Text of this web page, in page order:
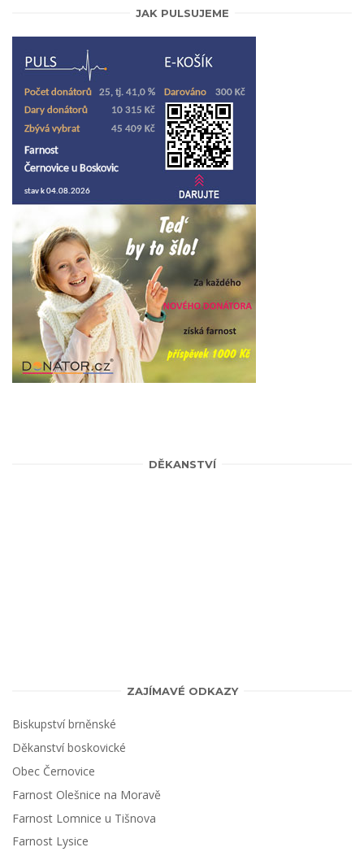
JAK PULSUJEME
DĚKANSTVÍ
ZAJÍMAVÉ ODKAZY
Biskupství brněnské
Děkanství boskovické
Obec Černovice
Farnost Olešnice na Moravě
Farnost Lomnice u Tišnova
Farnost Lysice